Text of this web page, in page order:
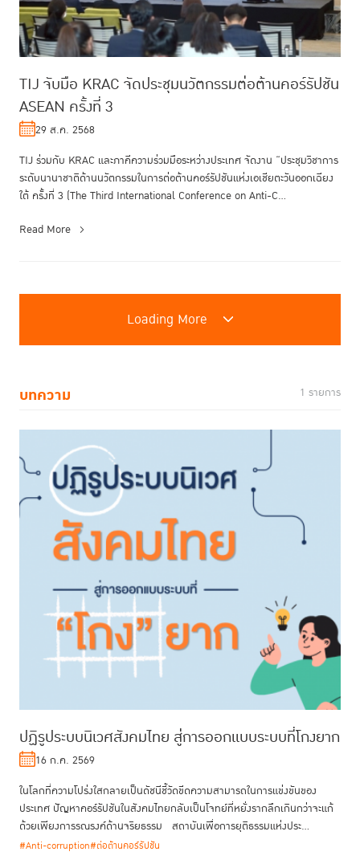
TIJ จับมือ KRAC จัดประชุมนวัตกรรมต่อต้านคอร์รัปชัน
ASEAN ครั้งที่ 3
29 ส.ค. 2568
TIJ ร่วมกับ KRAC และภาคีความร่วมมือระหว่างประเทศ จัดงาน “ประชุมวิชาการ
ระดับนานาชาติด้านนวัตกรรมในการต่อต้านคอร์รัปชันแห่งเอเชียตะวันออกเฉียง
ใต้ ครั้งที่ 3 (The Third International Conference on Anti-C...
Read More
Loading More
บทความ 1 รายการ
ปฏิรูประบบนิเวศสังคมไทย สู่การออกแบบระบบที่โกงยาก
16 ก.ค. 2569
ในโลกที่ความโปร่งใสกลายเป็นดัชนีชี้วัดขีดความสามารถในการแข่งขันของ
ประเทศ ปัญหาคอร์รัปชันในสังคมไทยกลับเป็นโจทย์ที่หยั่งรากลึกเกินกว่าจะแก้
ด้วยเพียงการรณรงค์ด้านจริยธรรม สถาบันเพื่อการยุติธรรมแห่งประ...
#Anti-corruption#ต่อต้านคอร์รัปชัน